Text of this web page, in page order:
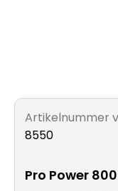
Artikelnummer
8550
Pro Power